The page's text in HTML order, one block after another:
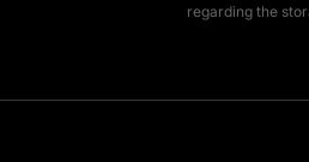
regarding the